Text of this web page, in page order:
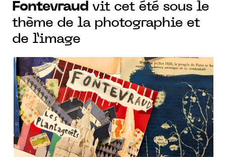
Fontevraud vit cet été sous le
thème de la photographie et
de l’image